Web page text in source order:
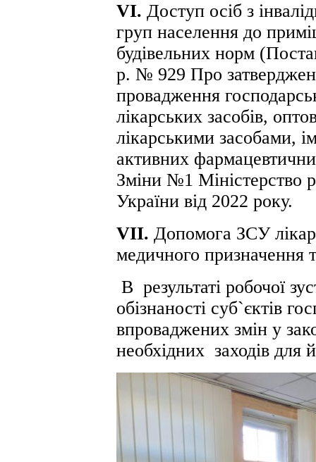
VI. Доступ осіб з
груп населення до
будівельних норм
р. № 929 Про
провадження
лікарських засобів,
лікарськими засобами,
активних
Зміни №1 Міністерство
України від 2022 року.
VII. Допомога ЗСУ
медичного призначення
В результаті робочої
обізнаності суб`єктів
впроваджених змін у
необхідних заходів для